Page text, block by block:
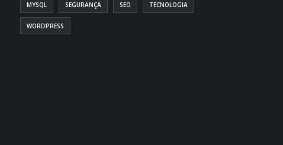
MYSQL SEGURANÇA SEO TECNOLOGIA
WORDPRESS